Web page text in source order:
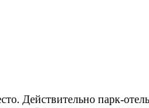
Действительно парк-